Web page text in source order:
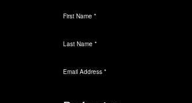
First Name *
Last Name *
Email Address *